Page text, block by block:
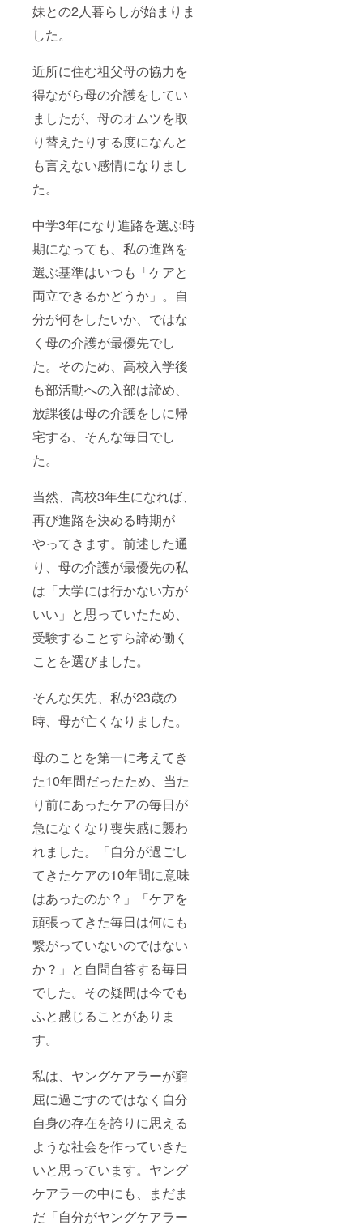
妹との2人暮らしが始まりま
した。
近所に住む祖父母の協力を
得ながら母の介護をしてい
ましたが、母のオムツを取
り替えたりする度になんと
も言えない感情になりまし
た。
中学3年になり進路を選ぶ時
期になっても、私の進路を
選ぶ基準はいつも「ケアと
両立できるかどうか」。自
分が何をしたいか、ではな
く母の介護が最優先でし
た。そのため、高校入学後
も部活動への入部は諦め、
放課後は母の介護をしに帰
宅する、そんな毎日でし
た。
当然、高校3年生になれば、
再び進路を決める時期が
やってきます。前述した通
り、母の介護が最優先の私
は「大学には行かない方が
いい」と思っていたため、
受験することすら諦め働く
ことを選びました。
そんな矢先、私が23歳の
時、母が亡くなりました。
母のことを第一に考えてき
た10年間だったため、当た
り前にあったケアの毎日が
急になくなり喪失感に襲わ
れました。「自分が過ごし
てきたケアの10年間に意味
はあったのか？」「ケアを
頑張ってきた毎日は何にも
繋がっていないのではない
か？」と自問自答する毎日
でした。その疑問は今でも
ふと感じることがありま
す。
私は、ヤングケアラーが窮
屈に過ごすのではなく自分
自身の存在を誇りに思える
ような社会を作っていきた
いと思っています。ヤング
ケアラーの中にも、まだま
だ「自分がヤングケアラー